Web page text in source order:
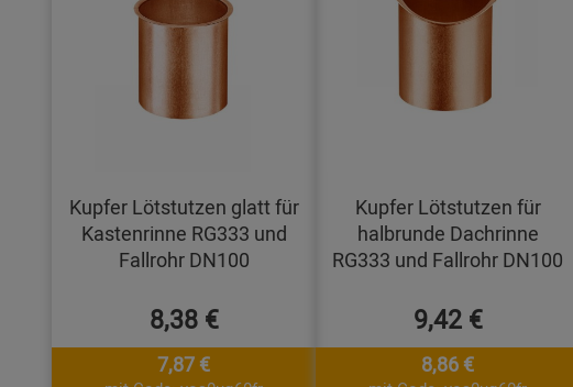
Kupfer Lötstutzen glatt für
Kastenrinne RG333 und
Fallrohr DN100
8,38 €
7,87 €
Kupfer Lötstutzen für
halbrunde Dachrinne
RG333 und Fallrohr DN100
9,42 €
8,86 €